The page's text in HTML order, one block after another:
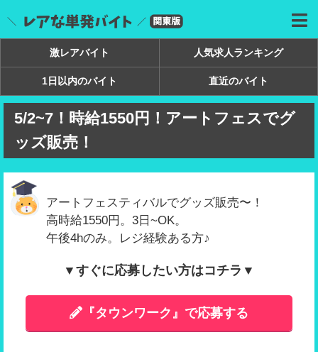
激レアバイト 人気求人ランキング
1日以内のバイト 直近のバイト
5/2~7！時給1550円！アートフェスでグ
ッズ販売！
アートフェスティバルでグッズ販売〜！
高時給1550円。3日~OK。
午後4hのみ。レジ経験ある方♪
▼すぐに応募したい方はコチラ▼
『タウンワーク』で応募する